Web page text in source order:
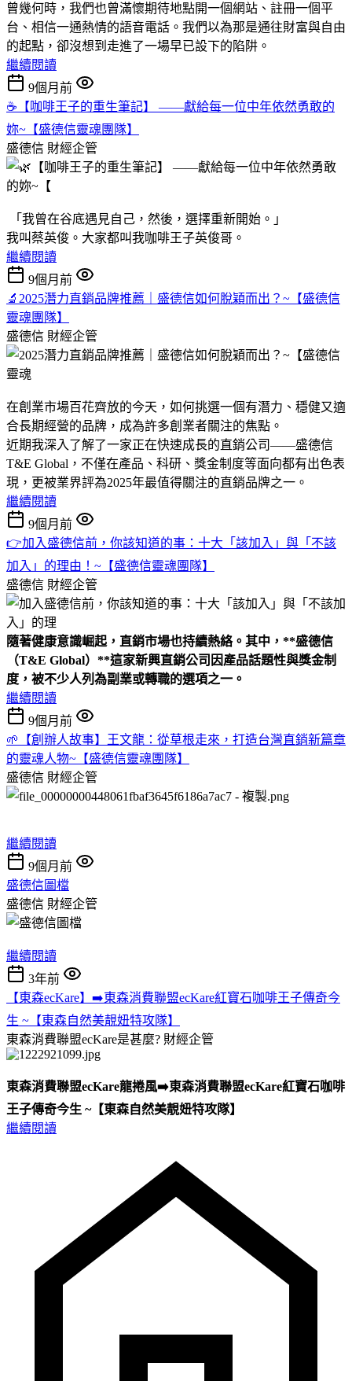
曾幾何時，我們也曾滿懷期待地點開一個網站、註冊一個平
台、相信一通熱情的語音電話。我們以為那是通往財富與自由
的起點，卻沒想到走進了一場早已設下的陷阱。
繼續閱讀
9個月前
☕【咖啡王子的重生筆記】 ——獻給每一位中年依然勇敢的
妳~【盛德信靈魂團隊】
盛德信 財經企管
「我曾在谷底遇見自己，然後，選擇重新開始。」
我叫蔡英俊。大家都叫我咖啡王子英俊哥。
繼續閱讀
9個月前
🔬2025潛力直銷品牌推薦｜盛德信如何脫穎而出？~【盛德信
靈魂團隊】
盛德信 財經企管
在創業市場百花齊放的今天，如何挑選一個有潛力、穩健又適
合長期經營的品牌，成為許多創業者關注的焦點。
近期我深入了解了一家正在快速成長的直銷公司——盛德信
T&E Global，不僅在產品、科研、獎金制度等面向都有出色表
現，更被業界評為2025年最值得關注的直銷品牌之一。
繼續閱讀
9個月前
👉加入盛德信前，你該知道的事：十大「該加入」與「不該
加入」的理由！~【盛德信靈魂團隊】
盛德信 財經企管
隨著健康意識崛起，直銷市場也持續熱絡。其中，**盛德信
（T&E Global）**這家新興直銷公司因產品話題性與獎金制
度，被不少人列為副業或轉職的選項之一。
繼續閱讀
9個月前
🌱【創辦人故事】王文龍：從草根走來，打造台灣直銷新篇章
的靈魂人物~【盛德信靈魂團隊】
盛德信 財經企管
繼續閱讀
9個月前
盛德信圖檔
盛德信 財經企管
繼續閱讀
3年前
【東森ecKare】➡️東森消費聯盟ecKare紅寶石咖啡王子傳奇今
生 ~【東森自然美靚妞特攻隊】
東森消費聯盟ecKare是甚麼? 財經企管
東森消費聯盟ecKare龍捲風➡️東森消費聯盟ecKare紅寶石咖啡
王子傳奇今生 ~【東森自然美靚妞特攻隊】
繼續閱讀